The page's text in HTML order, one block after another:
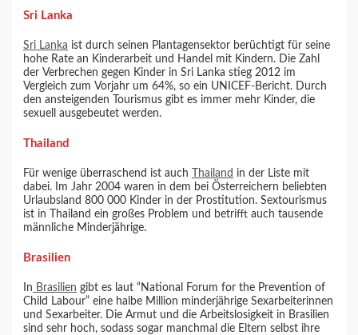
Sri Lanka
Sri Lanka ist durch seinen Plantagensektor berüchtigt für seine
hohe Rate an Kinderarbeit und Handel mit Kindern. Die Zahl
der Verbrechen gegen Kinder in Sri Lanka stieg 2012 im
Vergleich zum Vorjahr um 64%, so ein UNICEF-Bericht. Durch
den ansteigenden Tourismus gibt es immer mehr Kinder, die
sexuell ausgebeutet werden.
Thailand
Für wenige überraschend ist auch Thailand in der Liste mit
dabei. Im Jahr 2004 waren in dem bei Österreichern beliebten
Urlaubsland 800 000 Kinder in der Prostitution. Sextourismus
ist in Thailand ein großes Problem und betrifft auch tausende
männliche Minderjährige.
Brasilien
In Brasilien gibt es laut “National Forum for the Prevention of
Child Labour” eine halbe Million minderjährige Sexarbeiterinnen
und Sexarbeiter. Die Armut und die Arbeitslosigkeit in Brasilien
sind sehr hoch, sodass sogar manchmal die Eltern selbst ihre